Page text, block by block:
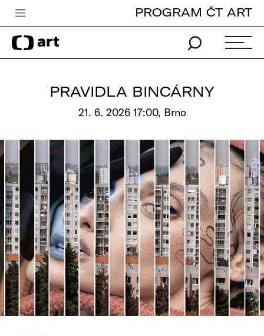
Česká televize
Zpravodajství
Pro děti
edu
Vše o ČT
PROGRAM ČT ART
PRAVIDLA BINCÁRNY
21. 6. 2026 17:00, Brno